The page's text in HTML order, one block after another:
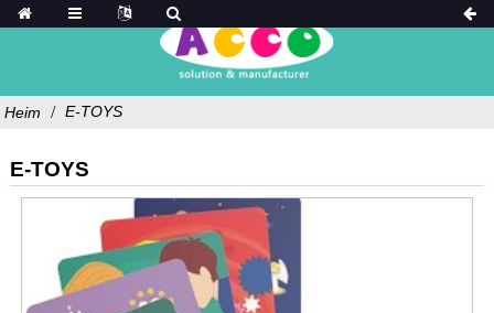
Heim E-TOYS
E-TOYS